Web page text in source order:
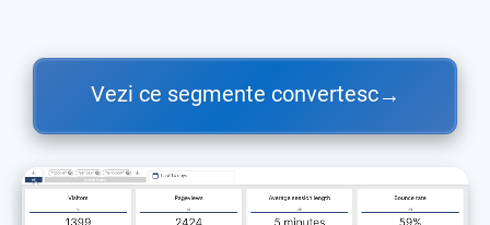
Vezi ce segmente convertesc→